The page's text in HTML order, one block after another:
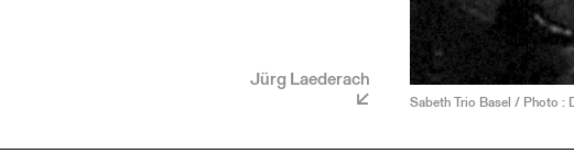
Jürg Laederach
Sabeth Trio Basel / Photo :